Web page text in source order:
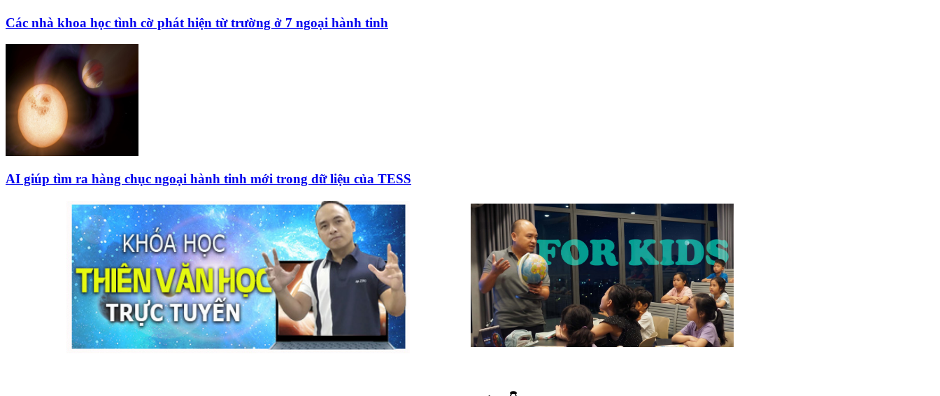
Các nhà khoa học tình cờ phát hiện từ trường ở 7 ngoại hành tinh
AI giúp tìm ra hàng chục ngoại hành tinh mới trong dữ liệu của TESS